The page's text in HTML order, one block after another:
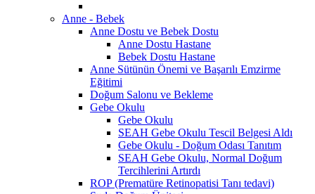
Anne - Bebek
Anne Dostu ve Bebek Dostu
Anne Dostu Hastane
Bebek Dostu Hastane
Anne Sütünün Önemi ve Başarılı Emzirme
Eğitimi
Doğum Salonu ve Bekleme
Gebe Okulu
Gebe Okulu
SEAH Gebe Okulu Tescil Belgesi Aldı
Gebe Okulu - Doğum Odası Tanıtım
SEAH Gebe Okulu, Normal Doğum
Tercihlerini Artırdı
ROP (Prematüre Retinopatisi Tanı tedavi)